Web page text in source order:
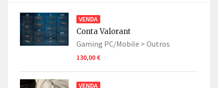
VENDA
Conta Valorant
Gaming PC/Mobile > Outros
130,00 €
VENDA